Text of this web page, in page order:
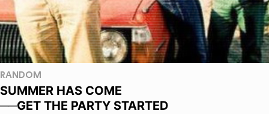
RANDOM
SUMMER HAS COME
──GET THE PARTY STARTED